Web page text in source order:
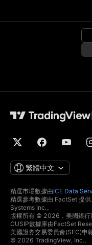
繁體中文
精選市場數據由ICE Data
精選參考數據由 FactSet 提
Systems Inc.。
版權所有 © 2026，美國銀行
CUSIP數據庫由FactSet
美國證券交易委員會(SEC)申
© 2026 TradingView, Inc.。